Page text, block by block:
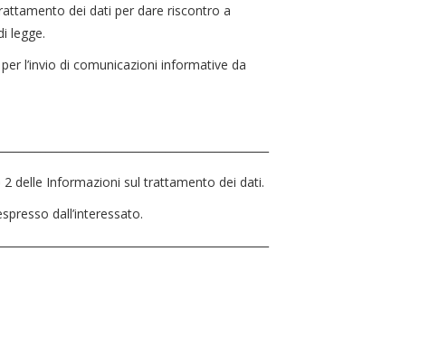
dei dati per dare riscontro a
legge.
l’invio di comunicazioni informative da
delle Informazioni sul trattamento dei dati.
dall’interessato.